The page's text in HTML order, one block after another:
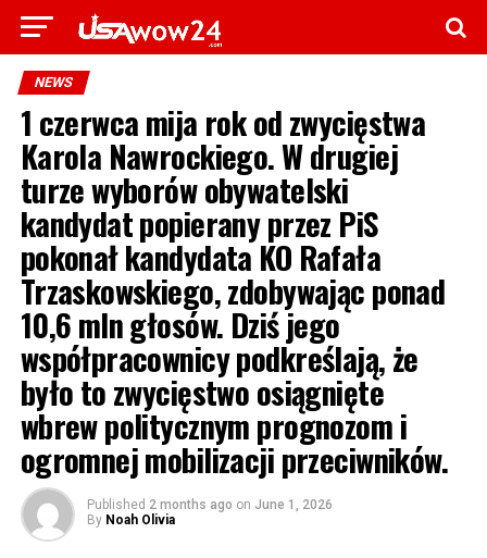
NEWS
1 czerwca mija rok od zwycięstwa
Karola Nawrockiego. W drugiej
turze wyborów obywatelski
kandydat popierany przez PiS
pokonał kandydata KO Rafała
Trzaskowskiego, zdobywając ponad
10,6 mln głosów. Dziś jego
współpracownicy podkreślają, że
było to zwycięstwo osiągnięte
wbrew politycznym prognozom i
ogromnej mobilizacji przeciwników.
Published 2 months ago on June 1, 2026
By Noah Olivia